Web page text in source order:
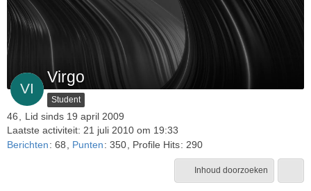
Virgo
Student
46
Lid sinds 19 april 2009
Laatste activiteit: 21 juli 2010 om 19:33
Berichten
68 Punten 350 Profile Hits 290
Inhoud doorzoeken